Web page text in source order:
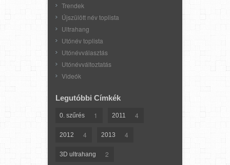
Trendek
Újszülött név toplista
Ultrahang
Utónév toplista
Utónévválasztás
Utónévváltoztatás
Videók
Legutóbbi Címkék
0. szűrés 1 2011 4
2012 4 2013 4
3D ultrahang 2